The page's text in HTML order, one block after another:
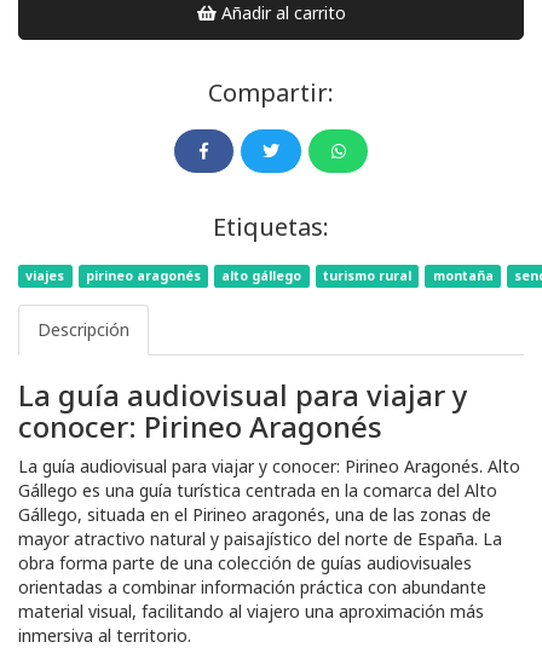
Añadir al carrito
Compartir:
Etiquetas:
viajes pirineo aragonés alto gállego turismo rural montaña
Descripción
La guía audiovisual para viajar y
conocer: Pirineo Aragonés
La guía audiovisual para viajar y conocer: Pirineo Aragonés. Alto
Gállego es una guía turística centrada en la comarca del Alto
Gállego, situada en el Pirineo aragonés, una de las zonas de
mayor atractivo natural y paisajístico del norte de España. La
obra forma parte de una colección de guías audiovisuales
orientadas a combinar información práctica con abundante
material visual, facilitando al viajero una aproximación más
inmersiva al territorio.